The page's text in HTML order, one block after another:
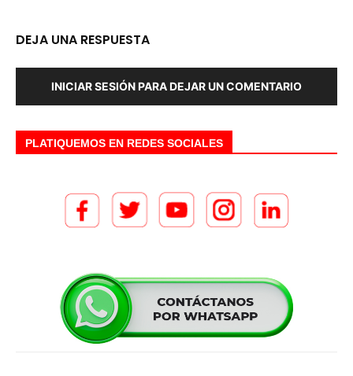
DEJA UNA RESPUESTA
INICIAR SESIÓN PARA DEJAR UN COMENTARIO
PLATIQUEMOS EN REDES SOCIALES